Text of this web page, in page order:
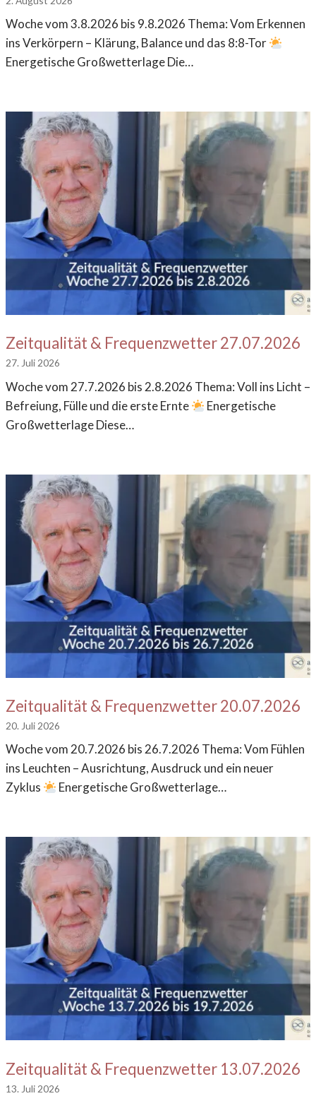
Woche vom 3.8.2026 bis 9.8.2026 Thema: Vom Erkennen
ins Verkörpern – Klärung, Balance und das 8:8-Tor
Energetische Großwetterlage Die…
Zeitqualität & Frequenzwetter 27.07.2026
27. Juli 2026
Woche vom 27.7.2026 bis 2.8.2026 Thema: Voll ins Licht –
Befreiung, Fülle und die erste Ernte
Energetische
Großwetterlage Diese…
Zeitqualität & Frequenzwetter 20.07.2026
20. Juli 2026
Woche vom 20.7.2026 bis 26.7.2026 Thema: Vom Fühlen
ins Leuchten – Ausrichtung, Ausdruck und ein neuer
Zyklus
Energetische Großwetterlage…
Zeitqualität & Frequenzwetter 13.07.2026
13. Juli 2026